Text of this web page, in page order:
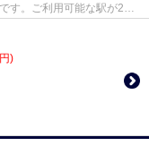
す。ご利用可能な駅が2つ
)